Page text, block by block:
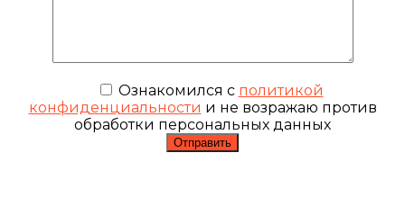
Ознакомился с политикой
конфиденциальности и не возражаю против
обработки персональных данных